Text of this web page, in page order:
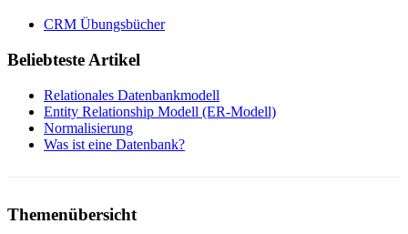
CRM Übungsbücher
Beliebteste Artikel
Relationales Datenbankmodell
Entity Relationship Modell (ER-Modell)
Normalisierung
Was ist eine Datenbank?
Themenübersicht